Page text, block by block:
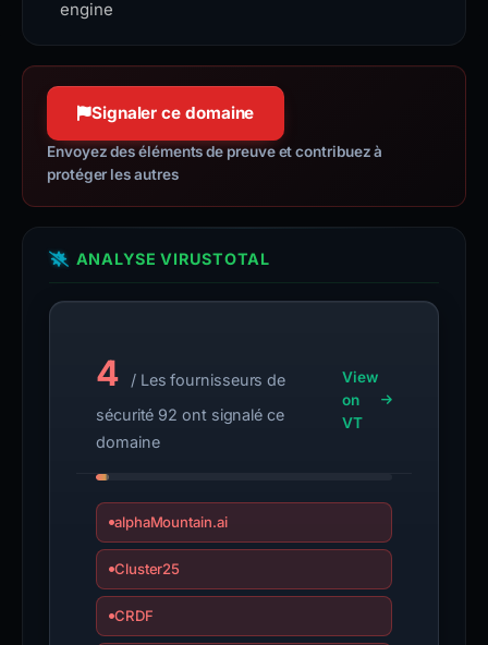
httpwg.org
engine
Signaler ce domaine
Envoyez des éléments de preuve et contribuez à
protéger les autres
ANALYSE VIRUSTOTAL
4
/ Les fournisseurs de
sécurité 92 ont signalé ce
domaine
View
on
VT
alphaMountain.ai
Cluster25
CRDF